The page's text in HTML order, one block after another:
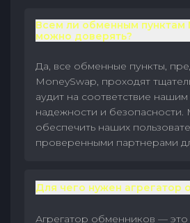
Всем ли обменным пунктам
можно доверять?
Да, все обменные пункты,
MoneySwap, проходят
аудит на соответствие нашим
надежности и
обеспечить наших
проверенными партнерами
Для чего нужен агрегатор
Агрегатор обменников —